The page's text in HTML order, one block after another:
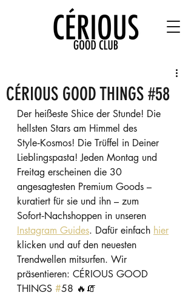
CÉRIOUS GOOD THINGS #58
Der heißeste Shice der Stunde! Die
hellsten Stars am Himmel des
Style‑Kosmos! Die Trüffel in Deiner
Lieblingspasta! Jeden Montag und
Freitag erscheinen die 30
angesagtesten Premium Goods –
kuratiert für sie und ihn – zum
Sofort‑Nachshoppen in unseren
Instagram Guides. Dafür einfach hier
klicken und auf den neuesten
Trendwellen mitsurfen. Wir
präsentieren: CÉRIOUS GOOD
THINGS #58 🔥🧯